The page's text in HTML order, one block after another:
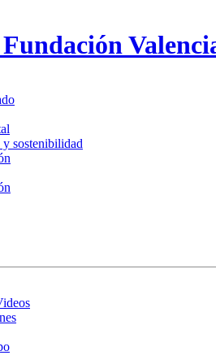
Fundación
sostenibilidad